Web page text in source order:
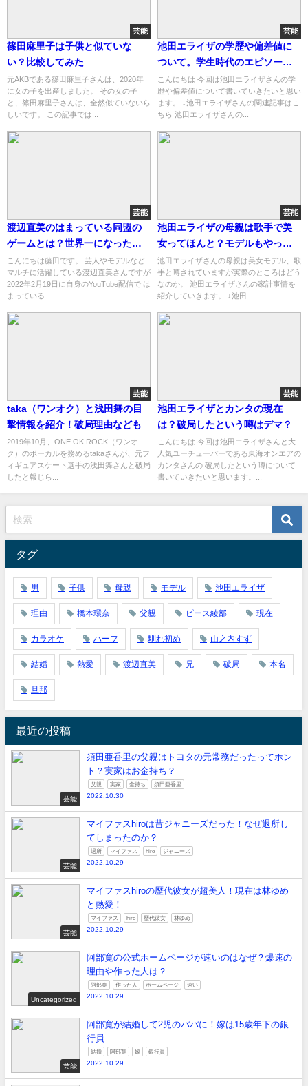
芸能
篠田麻里子は子供と似ていな
い？比較してみた
元AKBである篠田麻里子さんは、2020年
に女の子を出産しました。 その女の子
と、篠田麻里子さんは、全然似ていないら
しいです。 この記事では...
芸能
池田エライザの学歴や偏差値に
ついて。学生時代のエピソード
も
こんにちは 今回は池田エライザさんの学
歴や偏差値について書いていきたいと思い
ます。 ↓池田エライザさんの関連記事はこ
ちら 池田エライザさんの...
芸能
渡辺直美のはまっている同盟の
ゲームとは？世界一になった実
力は？
こんにちは藤田です。 芸人やモデルなど
マルチに活躍している渡辺直美さんですが
2022年2月19日に自身のYouTube配信で は
まっている...
芸能
池田エライザの母親は歌手で美
女ってほんと？モデルもやって
いた？
池田エライザさんの母親は美女モデル、歌
手と噂されていますが実際のところはどう
なのか。 池田エライザさんの家計事情を
紹介していきます。 ↓池田...
芸能
taka（ワンオク）と浅田舞の目
撃情報を紹介！破局理由なども
2019年10月、ONE OK ROCK（ワンオ
ク）のボーカルを務めるtakaさんが、元フ
ィギュアスケート選手の浅田舞さんと破局
したと報じら...
芸能
池田エライザとカンタの現在
は？破局したという噂はデマ？
こんにちは 今回は池田エライザさんと大
人気ユーチューバーである東海オンエアの
カンタさんの 破局したという噂について
書いていきたいと思います。...
タグ
男 子供 母親 モデル 池田エライザ
理由 橋本環奈 父親 ピース綾部 現在
カラオケ ハーフ 馴れ初め 山之内すず
結婚 熱愛 渡辺直美 兄 破局 本名
旦那
最近の投稿
芸能
須田亜香里の父親はトヨタの元常務だったってホン
ト？実家はお金持ち？
父親 実家 金持ち 須田亜香里
2022.10.30
芸能
マイファスhiroは昔ジャニーズだった！なぜ退所し
てしまったのか？
退所 マイファス hiro ジャニーズ
2022.10.29
芸能
マイファスhiroの歴代彼女が超美人！現在は林ゆめ
と熱愛！
マイファス hiro 歴代彼女 林ゆめ
2022.10.29
Uncategorized
阿部寛の公式ホームページが速いのはなぜ？爆速の
理由や作った人は？
阿部寛 作った人 ホームページ 速い
2022.10.29
芸能
阿部寛が結婚して2児のパパに！嫁は15歳年下の銀
行員
結婚 阿部寛 嫁 銀行員
2022.10.29